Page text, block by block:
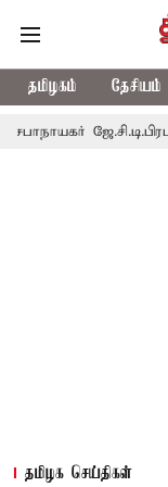
தமிழகம் தேசியம்
தமிழக செய்திகள்